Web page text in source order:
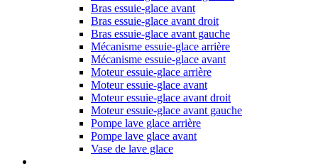
Bras essuie-glace avant
Bras essuie-glace avant droit
Bras essuie-glace avant gauche
Mécanisme essuie-glace arrière
Mécanisme essuie-glace avant
Moteur essuie-glace arrière
Moteur essuie-glace avant
Moteur essuie-glace avant droit
Moteur essuie-glace avant gauche
Pompe lave glace arrière
Pompe lave glace avant
Vase de lave glace